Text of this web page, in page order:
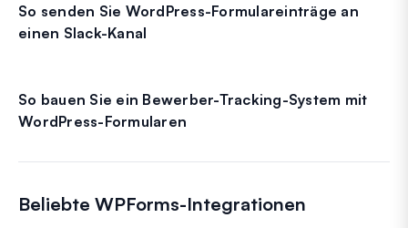
So senden Sie WordPress-Formulareinträge an
einen Slack-Kanal
So bauen Sie ein Bewerber-Tracking-System mit
WordPress-Formularen
Beliebte WPForms-Integrationen